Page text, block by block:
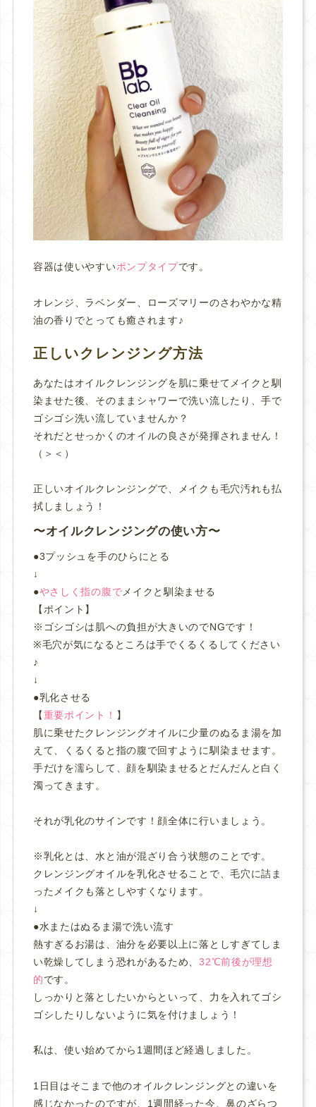
容器は使いやすいポンプタイプです。
オレンジ、ラベンダー、ローズマリーのさわやかな精
油の香りでとっても癒されます♪
正しいクレンジング方法
あなたはオイルクレンジングを肌に乗せてメイクと馴
染ませた後、そのままシャワーで洗い流したり、手で
ゴシゴシ洗い流していませんか？
それだとせっかくのオイルの良さが発揮されません！
（＞＜）
正しいオイルクレンジングで、メイクも毛穴汚れも払
拭しましょう！
オイルクレンジングの使い方
●3プッシュを手のひらにとる
↓
●やさしく指の腹で メイクと馴染ませる
【ポイント】
※ゴシゴシは肌への負担が大きいのでNGです！
※毛穴が気になるところは手でくるくるしてください
♪
↓
●乳化させる
【重要ポイント！ 】
肌に乗せたクレンジングオイルに少量のぬるま湯を加
えて、くるくると指の腹で回すように馴染ませます。
手だけを濡らして、顔を馴染ませるとだんだんと白く
濁ってきます。
それが乳化のサインです！顔全体に行いましょう。
※乳化とは、水と油が混ざり合う状態のことです。
クレンジングオイルを乳化させることで、毛穴に詰ま
ったメイクも落としやすくなります。
↓
●水またはぬるま湯で洗い流す
熱すぎるお湯は、油分を必要以上に落としすぎてしま
い乾燥してしまう恐れがあるため、32℃前後が理想
的です。
しっかりと落としたいからといって、力を入れてゴシ
ゴシしたりしないように気を付けましょう！
私は、使い始めてから1週間ほど経過しました。
1日目はそこまで他のオイルクレンジングとの違いを
感じなかったのですが、1週間経った今、鼻のざらつ